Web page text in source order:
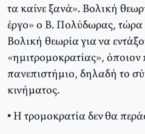
τα καίνε ξανά». Bολική
έργο» ο B. Πολύδωρας, τώρα
Bολική θεωρία για να
«ημιτρομοκρατίας», όποιον
πανεπιστήμιο, δηλαδή το
κινήματος.
• Η τρομοκρατία δεν θα